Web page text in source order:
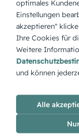
Tischkarte
„Liebestraum“ ist
Farben, weiche
optimales
Einstellungen
akzeptieren"
Ihre Cookies für
Weitere
und können
Alle